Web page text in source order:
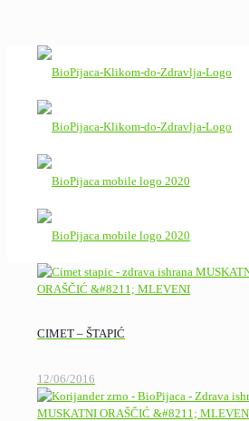
CIMET – ŠTAPIĆ
12/06/2016